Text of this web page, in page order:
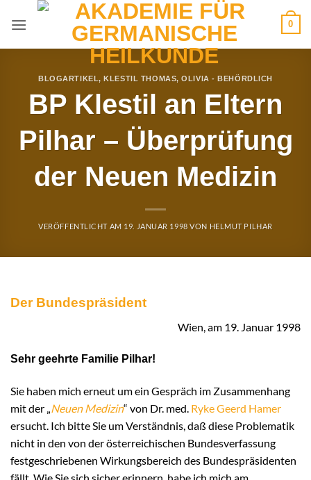
Inhalt
0
BLOGARTIKEL,KLESTIL THOMAS,OLIVIA - BEHÖRDLICH
BP Klestil an Eltern
Pilhar – Überprüfung
der Neuen Medizin
VERÖFFENTLICHT AM 19. JANUAR 1998 VON HELMUT PILHAR
Der Bundespräsident
Wien, am 19. Januar 1998
Sehr geehrte Familie Pilhar!
Sie haben mich erneut um ein Gespräch im Zusammenhang
mit der „Neuen Medizin“ von Dr. med. Ryke Geerd Hamer
ersucht. Ich bitte Sie um Verständnis, daß diese Problematik
nicht in den von der österreichischen Bundesverfassung
festgeschriebenen Wirkungsbereich des Bundespräsidenten